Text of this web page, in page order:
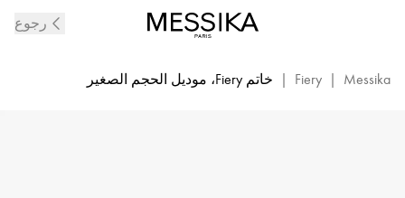
من
رجوع
Messika
|
Fiery
| خاتم Fiery، موديل الحجم الصغير